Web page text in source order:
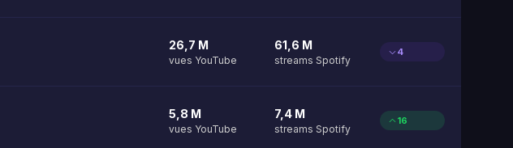
26,7 M
vues YouTube
61,6 M
streams Spotify
4
5,8 M
vues YouTube
7,4 M
streams Spotify
16